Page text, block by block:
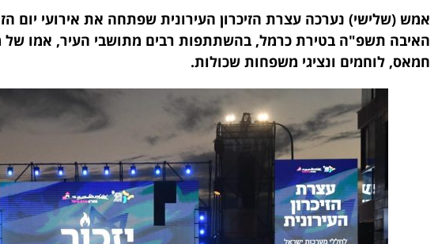
אמש (שלישי) נערכה עצרת הזיכרון העירונית שפתחה את אירועי יום
האיבה תשפ"ה בטירת כרמל, בהשתתפות רבים מתושבי העיר, אמו של
חמאס, לוחמים ונציגי משפחות שכולות.